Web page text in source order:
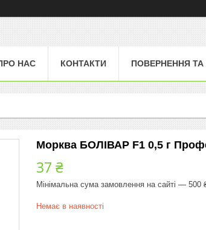
НАС КОНТАКТИ ПОВЕРНЕННЯ ТА
Морква БОЛІВАР F1 0,5 г
37 ₴
Мінімальна сума замовлення на сайті — 500
Немає в наявності